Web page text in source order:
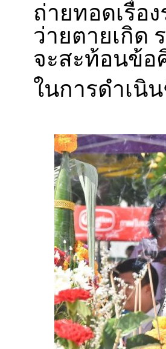
ถ่ายทอดเรื่อ
ว่ายตายเกิด
จะสะท้อนข้อ
ในการดำเนิ